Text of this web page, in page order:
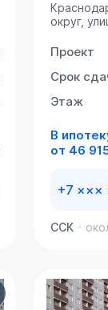
округ,
Проект
Срок
Этаж
В
от 46
+7
ССК